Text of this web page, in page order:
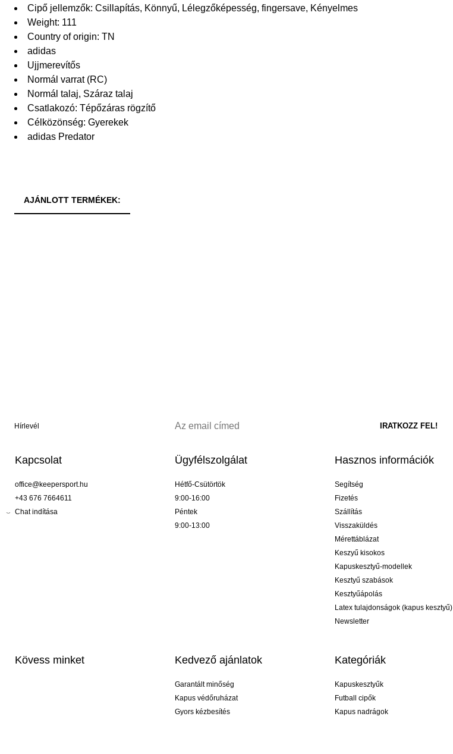
Cipő jellemzők: Csillapítás, Könnyű, Lélegzőképesség, fingersave, Kényelmes
Weight: 111
Country of origin: TN
adidas
Ujjmerevítős
Normál varrat (RC)
Normál talaj, Száraz talaj
Csatlakozó: Tépőzáras rögzítő
Célközönség: Gyerekek
adidas Predator
AJÁNLOTT TERMÉKEK:
Hírlevél
Kapcsolat
office@keepersport.hu
+43 676 7664611
Chat indítása
Ügyfélszolgálat
Hétfő-Csütörtök
9:00-16:00
Péntek
9:00-13:00
Hasznos információk
Segítség
Fizetés
Szállítás
Visszaküldés
Mérettáblázat
Keszyű kisokos
Kapuskesztyű-modellek
Kesztyű szabások
Kesztyűápolás
Latex tulajdonságok (kapus kesztyű)
Newsletter
Kövess minket Kedvező ajánlatok
Garantált minőség
Kapus védőruházat
Gyors kézbesítés
Kategóriák
Kapuskesztyűk
Futball cipők
Kapus nadrágok